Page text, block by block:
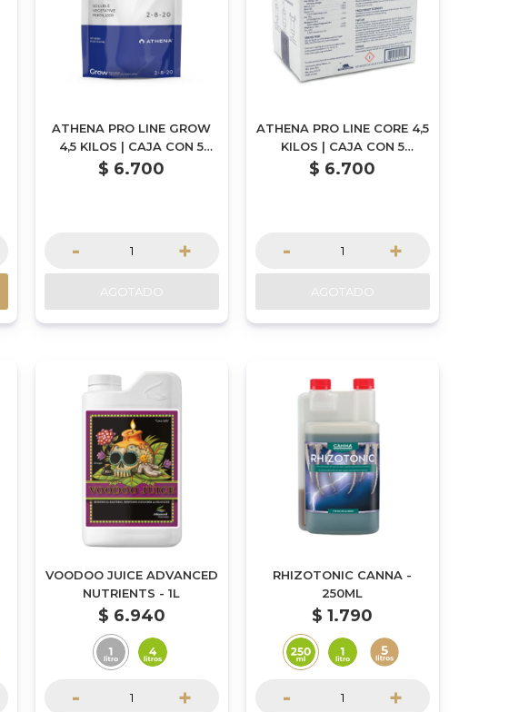
ATHENA PRO LINE GROW
4,5 KILOS | CAJA CON 5
SOBRES DE 900 GRAMOS |
$ 6.700
- +
AGOTADO
ATHENA PRO LINE CORE 4,5
KILOS | CAJA CON 5
SOBRES DE 900 GRAMOS |
$ 6.700
- +
AGOTADO
VOODOO JUICE ADVANCED
NUTRIENTS - 1L
$ 6.940
- +
RHIZOTONIC CANNA -
250ML
$ 1.790
- +